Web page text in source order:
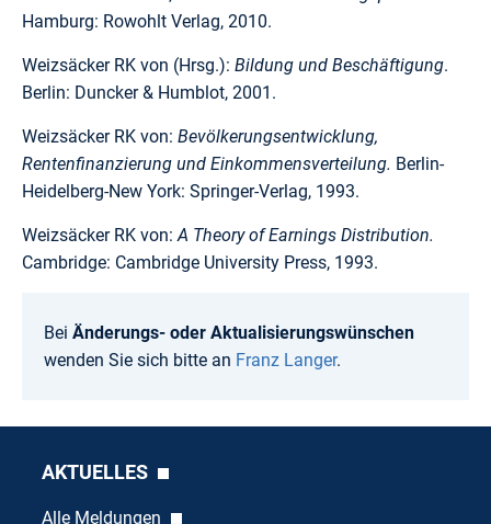
Hamburg: Rowohlt Verlag, 2010.
Weizsäcker RK von (Hrsg.): Bildung und Beschäftigung.
Berlin: Duncker & Humblot, 2001.
Weizsäcker RK von: Bevölkerungsentwicklung,
Rentenfinanzierung und Einkommensverteilung. Berlin-
Heidelberg-New York: Springer-Verlag, 1993.
Weizsäcker RK von: A Theory of Earnings Distribution.
Cambridge: Cambridge University Press, 1993.
Bei Änderungs- oder Aktualisierungswünschen
wenden Sie sich bitte an Franz Langer.
AKTUELLES
Alle Meldungen